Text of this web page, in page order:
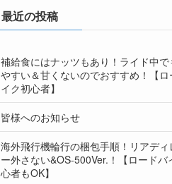
最近の投稿
補給食にはナッツもあり！ライド中
やすい＆甘くないのでおすすめ！【
イク初心者】
皆様へのお知らせ
海外飛行機輪行の梱包手順！リアディ
ー外さない&OS-500Ver.！【ロードバ
心者もOK】